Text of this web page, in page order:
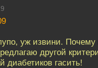
уж извини.
другой
диабетиков гасить!